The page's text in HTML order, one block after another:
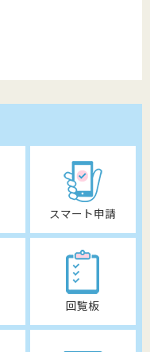
スマート申請
回覧板